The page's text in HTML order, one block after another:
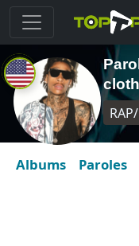
Albums Paroles